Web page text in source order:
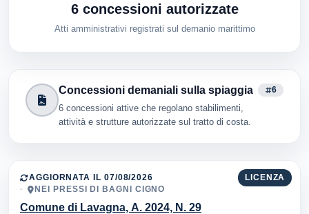
6 concessioni autorizzate
Atti amministrativi registrati sul demanio marittimo
Concessioni demaniali sulla spiaggia
6 concessioni attive che regolano stabilimenti,
attività e strutture autorizzate sul tratto di costa.
6
LICENZA
AGGIORNATA IL 07/08/2026
NEI PRESSI DI BAGNI CIGNO
Comune di Lavagna, A. 2024, N. 29